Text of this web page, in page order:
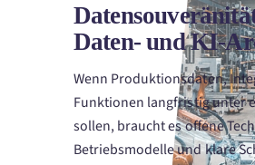
Daten- und KI-
Wenn Produktionsdaten,
Funktionen langfristig unter
sollen, braucht es offene
Betriebsmodelle und klare